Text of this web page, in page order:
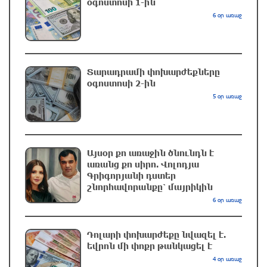
համագործակցությունը. Փաշինյանը՝
Ղրղզստանի նախագահին
Սաուդյան Արաբիան հայտնել է հութիների
հարձակման հետևանքով 11 քաղաքացիական
անձի վիրավորվելու մասին
մեկն է․ Թրամփ
2 ժամ առաջ
6 օր առաջ
Տարադրամի փոխարժեքները
օգոստոսի 2-ին
5 օր առաջ
Այսօր քո առաջին ծնունդն է
առանց քո սիրո. Վոլոդյա
Գրիգորյանի դստեր
շնորհավորանքը՝ մայրիկին
6 օր առաջ
Դոլարի փոխարժեքը նվազել է.
եվրոն մի փոքր թանկացել է
4 օր առաջ